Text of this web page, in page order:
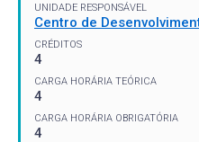
UNIDADE RESPONSÁVEL
Centro de
CRÉDITOS
4
CARGA HORÁRIA TEÓRICA
4
CARGA HORÁRIA OBRIGATÓRIA
4